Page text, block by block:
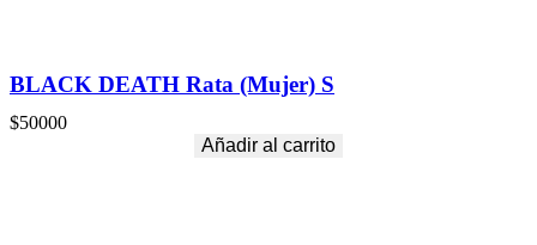
BLACK DEATH Rata (Mujer) S
$50000
Añadir al carrito